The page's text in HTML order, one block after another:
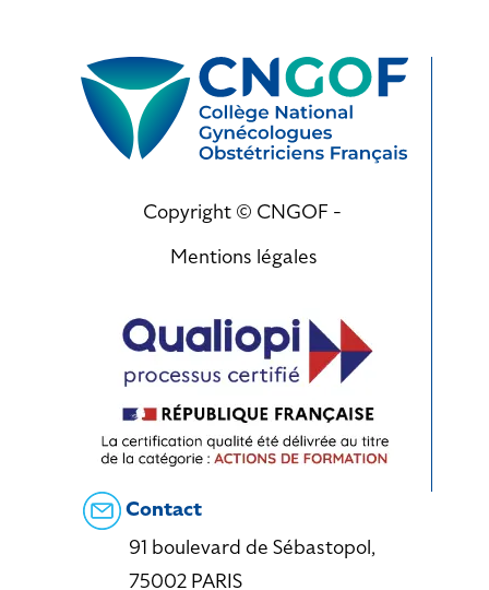
Copyright © CNGOF -
Mentions légales
Contact
91 boulevard de Sébastopol,
75002 PARIS